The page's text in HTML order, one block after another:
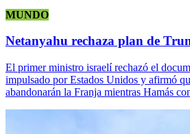
MUNDO
Netanyahu rechaza plan de
El primer ministro israelí rechazó el
impulsado por Estados Unidos y afirmó
abandonarán la Franja mientras Hamás